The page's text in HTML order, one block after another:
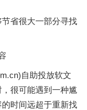
省很大一部分寻找
自助投放软文
很可能遇到一种尴
时间远超于重新找